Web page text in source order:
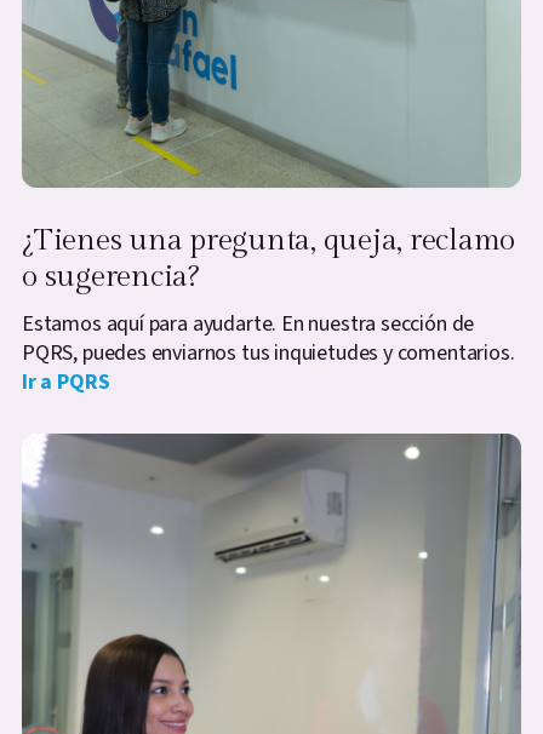
¿Tienes una pregunta, queja, reclamo
o sugerencia?
Estamos aquí para ayudarte. En nuestra sección de
PQRS, puedes enviarnos tus inquietudes y comentarios.
Ir a PQRS